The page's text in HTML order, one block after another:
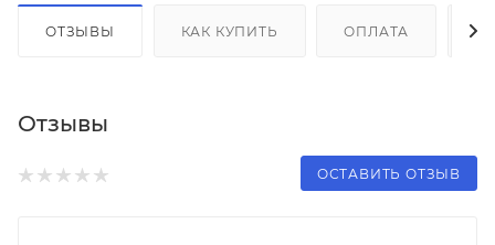
ОТЗЫВЫ КАК КУПИТЬ ОПЛАТА
Отзывы
ОСТАВИТЬ ОТЗЫВ